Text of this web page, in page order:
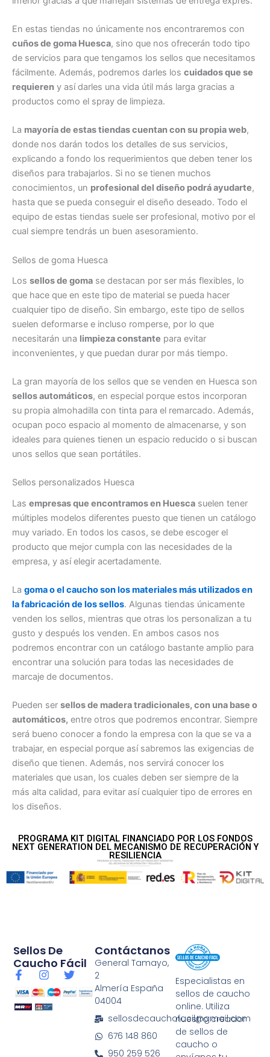
En estas tiendas no únicamente nos encontraremos con
cuños de goma Huesca, sino que nos ofrecerán todo tipo
de servicios para que tengamos los sellos que necesitamos
fácilmente. Además, podremos darles los cuidados que se
requieren y así darles una vida útil más larga gracias a
productos como el spray de limpieza.
La mayoría de estas tiendas cuentan con su propia web,
donde nos darán todos los detalles de sus servicios,
explicando a fondo los requerimientos que deben tener los
diseños para trabajarlos. Si no se tienen muchos
conocimientos, un profesional del diseño podrá ayudarte,
hasta que se pueda conseguir el diseño deseado. Todo el
equipo de estas tiendas suele ser profesional, motivo por el
cual siempre tendrás un buen asesoramiento.
Sellos de goma Huesca
Los sellos de goma se destacan por ser más flexibles, lo
que hace que en este tipo de material se pueda hacer
cualquier tipo de diseño. Sin embargo, este tipo de sellos
suelen deformarse e incluso romperse, por lo que
necesitarán una limpieza constante para evitar
inconvenientes, y que puedan durar por más tiempo.
La gran mayoría de los sellos que se venden en Huesca son
sellos automáticos, en especial porque estos incorporan
su propia almohadilla con tinta para el remarcado. Además,
ocupan poco espacio al momento de almacenarse, y son
ideales para quienes tienen un espacio reducido o si buscan
unos sellos que sean portátiles.
Sellos personalizados Huesca
Las empresas que encontramos en Huesca suelen tener
múltiples modelos diferentes puesto que tienen un catálogo
muy variado. En todos los casos, se debe escoger el
producto que mejor cumpla con las necesidades de la
empresa, y así elegir acertadamente.
La goma o el caucho son los materiales más utilizados en
la fabricación de los sellos. Algunas tiendas únicamente
venden los sellos, mientras que otras los personalizan a tu
gusto y después los venden. En ambos casos nos
podremos encontrar con un catálogo bastante amplio para
encontrar una solución para todas las necesidades de
marcaje de documentos.
Pueden ser sellos de madera tradicionales, con una base o
automáticos, entre otros que podremos encontrar. Siempre
será bueno conocer a fondo la empresa con la que se va a
trabajar, en especial porque así sabremos las exigencias de
diseño que tienen. Además, nos servirá conocer los
materiales que usan, los cuales deben ser siempre de la
más alta calidad, para evitar así cualquier tipo de errores en
los diseños.
PROGRAMA KIT DIGITAL FINANCIADO POR LOS FONDOS
NEXT GENERATION DEL MECANISMO DE RECUPERACIÓN Y
RESILIENCIA
Especialistas en
sellos de caucho
online. Utiliza
nuestro creador
de sellos de
caucho o
Contáctanos
General Tamayo,
2
Almería España
04004
sellosdecauchofacil@gmail.com
676 148 860
950 259 526
Sellos De
Caucho Fácil
F
a
c
e
I
s
t
T
i